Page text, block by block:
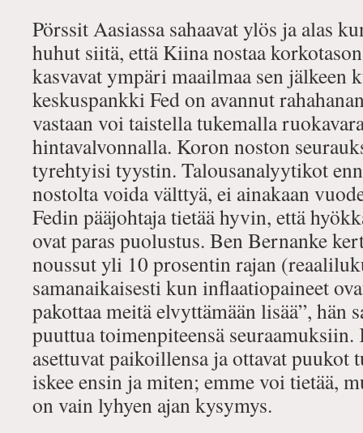
Pörssit Aasiassa sahaavat ylös ja alas
huhut siitä, että Kiina nostaa
kasvavat ympäri maailmaa sen jälkeen
keskuspankki Fed on avannut
vastaan voi taistella tukemalla
hintavalvonnalla. Koron noston
tyrehtyisi tyystin. Talousanalyytikot
nostolta voida välttyä, ei ainakaan
Fedin pääjohtaja tietää hyvin, että
ovat paras puolustus. Ben Bernanke
noussut yli 10 prosentin rajan
samanaikaisesti kun inflaatiopaineet
pakottaa meitä elvyttämään lisää”, hän
puuttua toimenpiteensä
asettuvat paikoillensa ja ottavat puukot
iskee ensin ja miten; emme voi tietää,
on vain lyhyen ajan kysymys.